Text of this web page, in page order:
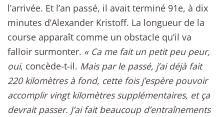
l’arrivée. Et l’an passé, il avait terminé 91e, à dix
minutes d’Alexander Kristoff. La longueur de la
course apparaît comme un obstacle qu’il va
falloir surmonter. « Ca me fait un petit peu peur,
oui, concède-t-il. Mais par le passé, j’ai déjà fait
220 kilomètres à fond, cette fois j’espère pouvoir
accomplir vingt kilomètres supplémentaires, et ça
devrait passer. J’ai fait beaucoup d’entraînements